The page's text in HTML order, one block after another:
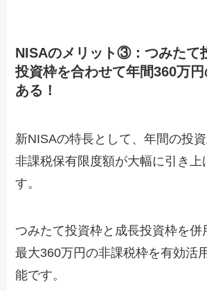
NISAのメリット③：つみたて
投資枠を合わせて年間360万
ある！
新NISAの特長として、年間の投
非課税保有限度額が大幅に引き上
す。
つみたて投資枠と成長投資枠を併
最大360万円の非課税枠を有効活
能です。